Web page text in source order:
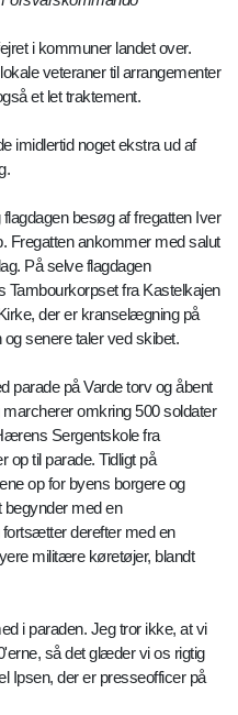
i kommuner landet over.
veteraner til arrangementer
et let traktement.
imidlertid noget ekstra ud af
besøg af fregatten Iver
Fregatten ankommer med salut
På selve flagdagen
fra Kastelkajen
der er kranselægning på
senere taler ved skibet.
parade på Varde torv og åbent
omkring 500 soldater
Sergentskole fra
op til parade. Tidligt på
op for byens borgere og
begynder med en
derefter med en
militære køretøjer, blandt
i paraden. Jeg tror ikke, at vi
så det glæder vi os rigtig
Ipsen, der er presseofficer på